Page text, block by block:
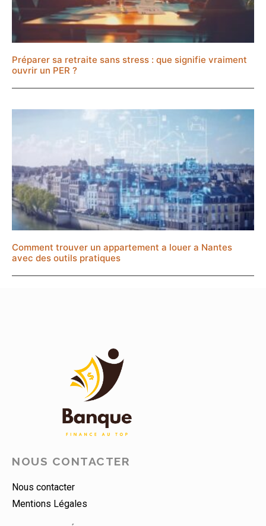
Préparer sa retraite sans stress : que signifie vraiment
ouvrir un PER ?
Comment trouver un appartement a louer a Nantes
avec des outils pratiques
NOUS CONTACTER
Nous contacter
Mentions Légales